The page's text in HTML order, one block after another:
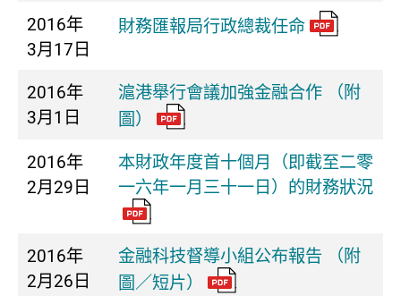
2016年
3月17日
財務匯報局行政總裁任命
2016年
3月1日
滬港舉行會議加強金融合作 （附
圖）
2016年
2月29日
本財政年度首十個月（即截至二零
一六年一月三十一日）的財務狀況
2016年
2月26日
金融科技督導小組公布報告 （附
圖／短片）